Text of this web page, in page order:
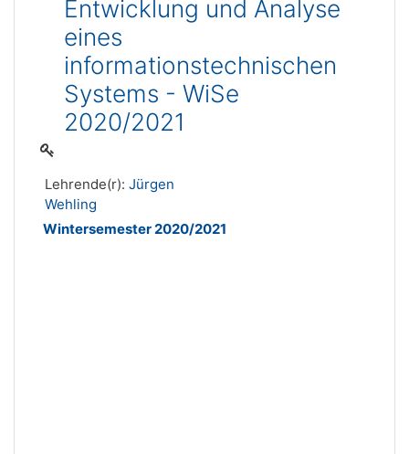
Entwicklung und Analyse
eines
informationstechnischen
Systems - WiSe
2020/2021
Lehrende(r): Jürgen
Wehling
Wintersemester 2020/2021